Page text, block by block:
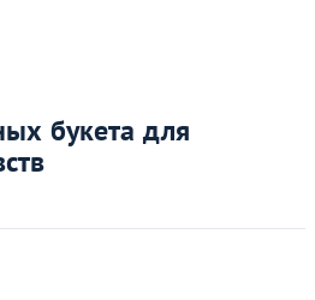
букета для